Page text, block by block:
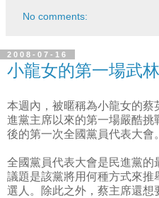
No comments:
2008-07-16
小龍女的第一場武
本週內，被暱稱為小龍女的
進黨主席以來的第一場嚴酷
後的第一次全國黨員代表大會。
全國黨員代表大會是民進黨
議題是該黨將用何種方式來
選人。除此之外，蔡主席還